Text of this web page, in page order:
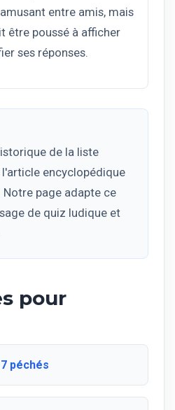
entre amis, mais
être poussé à afficher
ses réponses.
de la liste
encyclopédique
Notre page adapte ce
de quiz ludique et
pour
péchés